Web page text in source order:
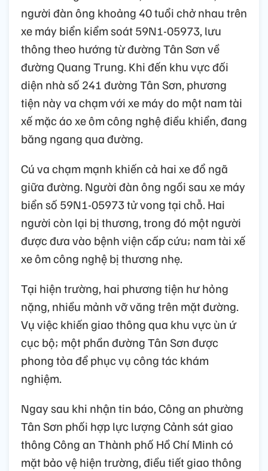
người đàn ông khoảng 40 tuổi chở nhau trên
xe máy biển kiểm soát 59N1-05973, lưu
thông theo hướng từ đường Tân Sơn về
đường Quang Trung. Khi đến khu vực đối
diện nhà số 241 đường Tân Sơn, phương
tiện này va chạm với xe máy do một nam tài
xế mặc áo xe ôm công nghệ điều khiển, đang
băng ngang qua đường.
Cú va chạm mạnh khiến cả hai xe đổ ngã
giữa đường. Người đàn ông ngồi sau xe máy
biển số 59N1-05973 tử vong tại chỗ. Hai
người còn lại bị thương, trong đó một người
được đưa vào bệnh viện cấp cứu; nam tài xế
xe ôm công nghệ bị thương nhẹ.
Tại hiện trường, hai phương tiện hư hỏng
nặng, nhiều mảnh vỡ văng trên mặt đường.
Vụ việc khiến giao thông qua khu vực ùn ứ
cục bộ; một phần đường Tân Sơn được
phong tỏa để phục vụ công tác khám
nghiệm.
Ngay sau khi nhận tin báo, Công an phường
Tân Sơn phối hợp lực lượng Cảnh sát giao
thông Công an Thành phố Hồ Chí Minh có
mặt bảo vệ hiện trường, điều tiết giao thông